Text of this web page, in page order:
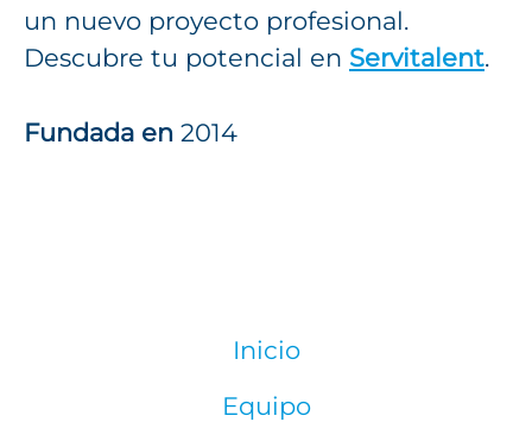
un nuevo proyecto profesional.
Descubre tu potencial en Servitalent.
Fundada en 2014
Inicio
Equipo